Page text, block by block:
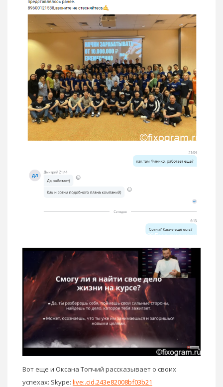
Вот еще и Оксана Топчий рассказывает о своих
успехах: Skype: live:.cid.243e82008bf03b21